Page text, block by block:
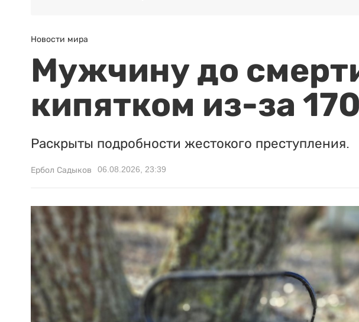
Новости мира
Мужчину до
кипятком из-за
Раскрыты подробности жестокого преступления.
Ербол Садыков 06.08.2026, 23:39